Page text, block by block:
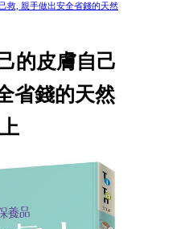
救, 親手做出安全省錢的天然
的皮膚自己
省錢的天然